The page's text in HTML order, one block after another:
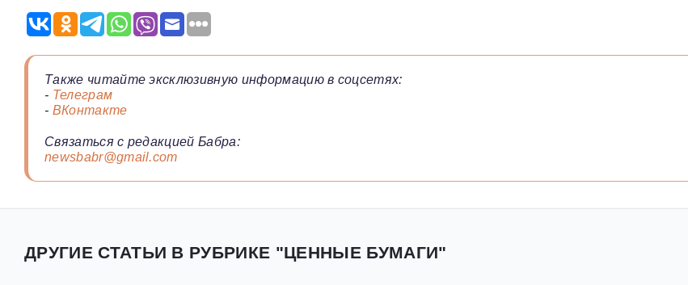
Также читайте эксклюзивную информацию в соцсетях:
- Телеграм
- ВКонтакте
Связаться с редакцией Бабра:
newsbabr@gmail.com
ДРУГИЕ СТАТЬИ В РУБРИКЕ "ЦЕННЫЕ БУМАГИ"